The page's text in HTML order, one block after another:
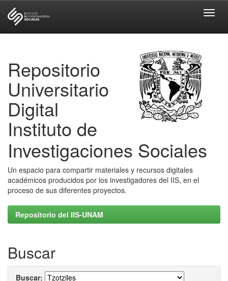
Repositorio
Universitario
Digital
Instituto de
Investigaciones Sociales
Un espacio para compartir materiales y recursos digitales
académicos producidos por los investigadores del IIS, en el
proceso de sus diferentes proyectos.
Repositorio del IIS-UNAM
Buscar
Buscar: